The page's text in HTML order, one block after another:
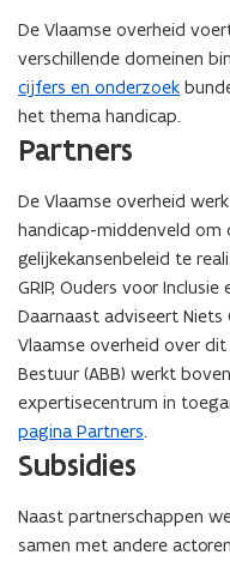
De Vlaamse overheid
verschillende domeinen
cijfers en onderzoek
het thema handicap.
Partners
De Vlaamse overheid
handicap-middenveld om
gelijkekansenbeleid te
GRIP, Ouders voor
Daarnaast adviseert Niets
Vlaamse overheid over
Bestuur (ABB) werkt
expertisecentrum in
pagina Partners.
Subsidies
Naast partnerschappen
samen met andere